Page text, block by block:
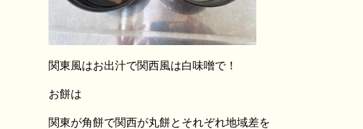
関東風はお出汁で関西風は白味噌で！
お餅は
関東が角餅で関西が丸餅とそれぞれ地域差を